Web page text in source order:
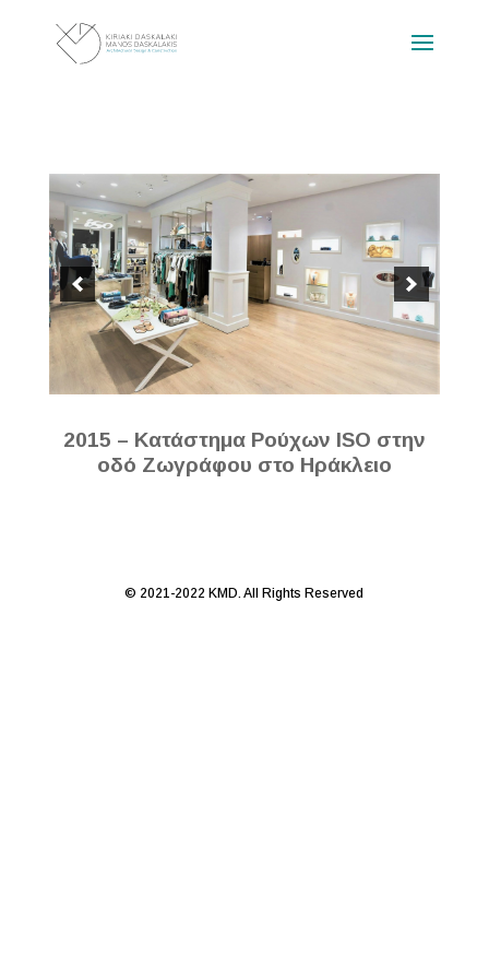
2015 – Κατάστημα Ρούχων ISO στην
οδό Ζωγράφου στο Ηράκλειο
© 2021-2022 KMD. All Rights Reserved